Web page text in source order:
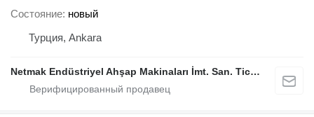
Состояние новый
Турция, Ankara
Netmak Endüstriyel Ahşap Makinaları İmt. San. Tic. A.Ş.